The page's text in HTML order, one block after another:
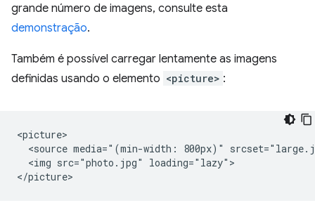
grande número de imagens, consulte esta
demonstração.
Também é possível carregar lentamente as imagens
definidas usando o elemento <picture> :
<picture>
<source media="(min-width: 800px)"
  <img src="photo.jpg" loading="lazy">